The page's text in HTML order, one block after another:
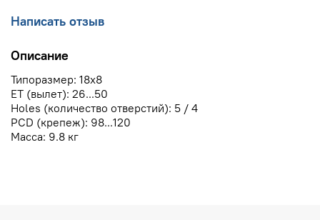
Написать отзыв
Описание
Типоразмер: 18x8
ЕТ (вылет): 26...50
Holes (количество отверстий): 5 / 4
PCD (крепеж): 98...120
Масса: 9.8 кг